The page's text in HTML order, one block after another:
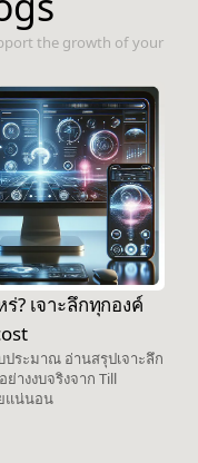
the growth of your
ร่? เจาะลึกทุกองค์
ประมาณ อ่านสรุปเจาะลึก
างงบจริงจาก Till
แน่นอน